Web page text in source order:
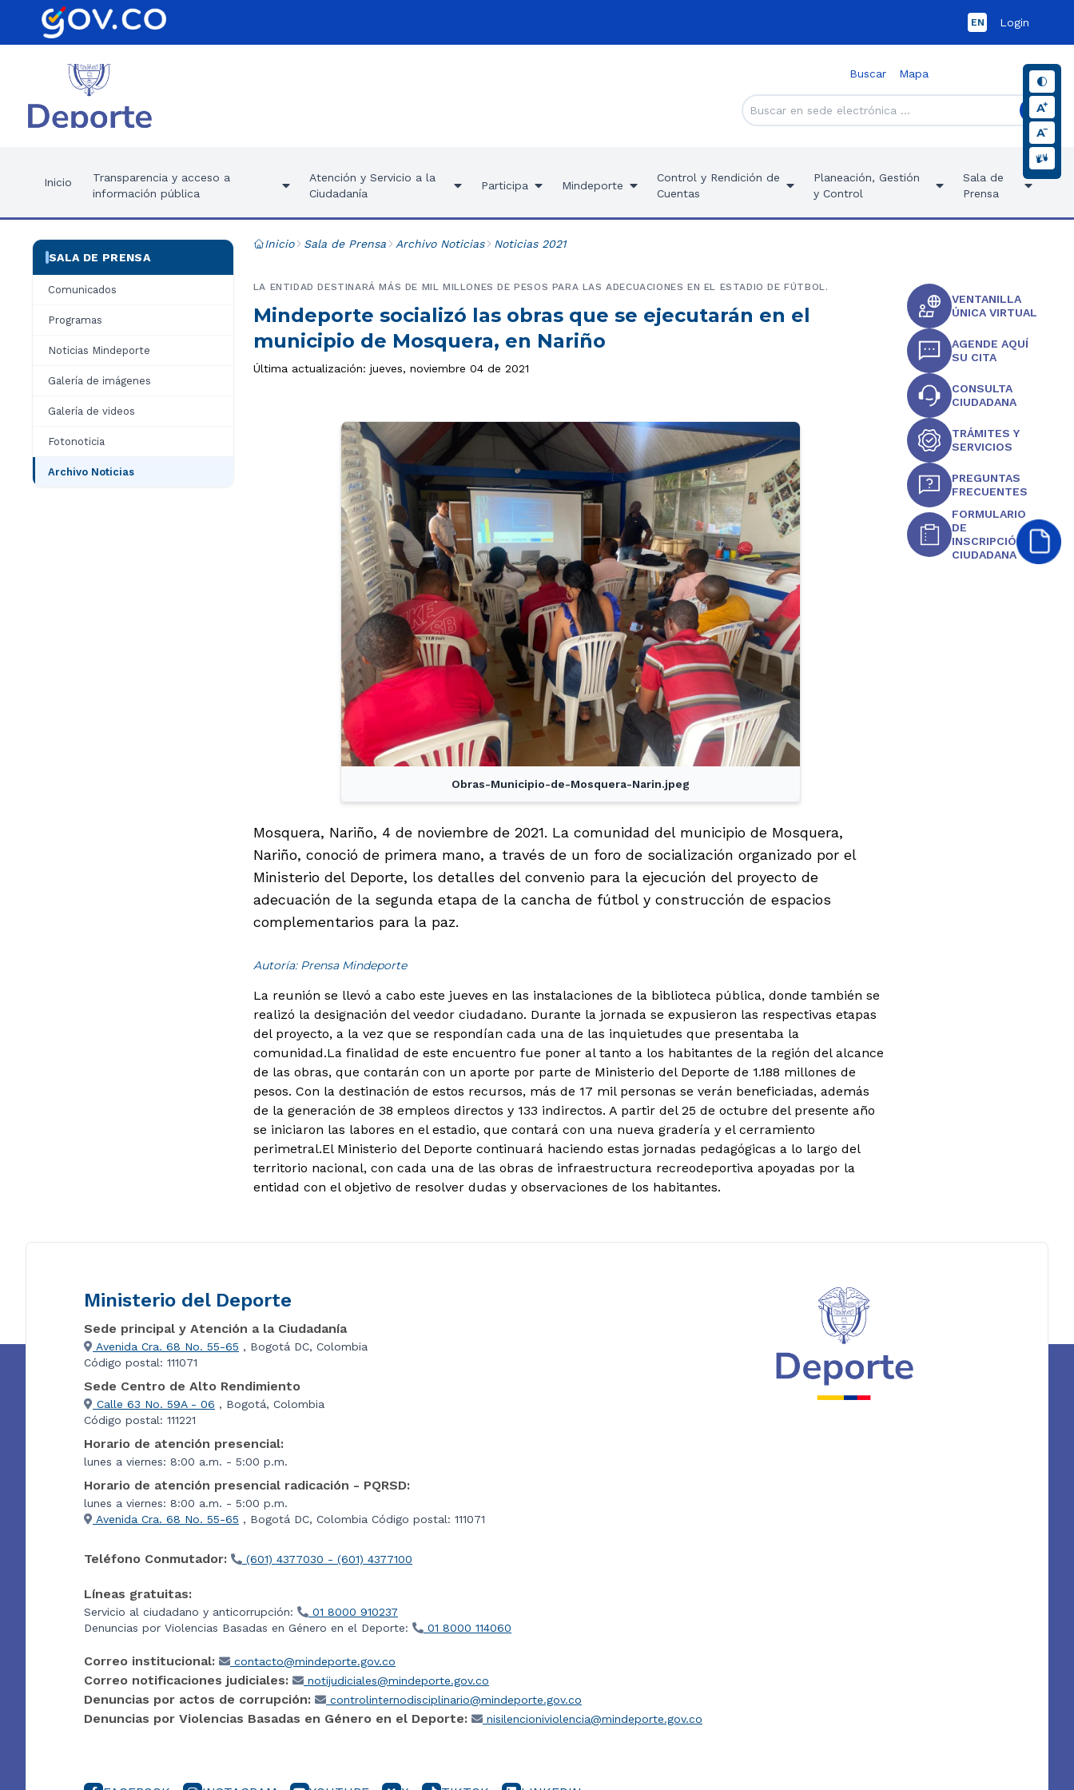
EN Login
Buscar Mapa
Inicio
Transparencia y acceso a
información pública
Atención y Servicio a la
Ciudadanía
Participa Mindeporte
Control y Rendición de
Cuentas
Planeación, Gestión
y Control
Sala de
Prensa
SALA DE PRENSA
Comunicados
Programas
Noticias Mindeporte
Galería de imágenes
Galería de videos
Fotonoticia
Archivo Noticias
Inicio Sala de Prensa Archivo Noticias Noticias 2021
Mindeporte socializó las obras que se ejecutarán en el
municipio de Mosquera, en Nariño
LA ENTIDAD DESTINARÁ MÁS DE MIL MILLONES DE PESOS PARA LAS ADECUACIONES EN EL ESTADIO DE FÚTBOL.
Última actualización: jueves, noviembre 04 de 2021
Obras-Municipio-de-Mosquera-Narin.jpeg
Mosquera, Nariño, 4 de noviembre de 2021. La comunidad del municipio de Mosquera,
Nariño, conoció de primera mano, a través de un foro de socialización organizado por el
Ministerio del Deporte, los detalles del convenio para la ejecución del proyecto de
adecuación de la segunda etapa de la cancha de fútbol y construcción de espacios
complementarios para la paz.
Autoría: Prensa Mindeporte
La reunión se llevó a cabo este jueves en las instalaciones de la biblioteca pública, donde también se
realizó la designación del veedor ciudadano. Durante la jornada se expusieron las respectivas etapas
del proyecto, a la vez que se respondían cada una de las inquietudes que presentaba la
comunidad.La finalidad de este encuentro fue poner al tanto a los habitantes de la región del alcance
de las obras, que contarán con un aporte por parte de Ministerio del Deporte de 1.188 millones de
pesos. Con la destinación de estos recursos, más de 17 mil personas se verán beneficiadas, además
de la generación de 38 empleos directos y 133 indirectos. A partir del 25 de octubre del presente año
se iniciaron las labores en el estadio, que contará con una nueva gradería y el cerramiento
perimetral.El Ministerio del Deporte continuará haciendo estas jornadas pedagógicas a lo largo del
territorio nacional, con cada una de las obras de infraestructura recreodeportiva apoyadas por la
entidad con el objetivo de resolver dudas y observaciones de los habitantes.
VENTANILLA
ÚNICA VIRTUAL
AGENDE AQUÍ
SU CITA
CONSULTA
CIUDADANA
TRÁMITES Y
SERVICIOS
PREGUNTAS
FRECUENTES
FORMULARIO
DE
INSCRIPCIÓN
CIUDADANA
Ministerio del Deporte
Sede principal y Atención a la Ciudadanía
Avenida Cra. 68 No. 55-65 , Bogotá DC, Colombia
Código postal: 111071
Sede Centro de Alto Rendimiento
Calle 63 No. 59A - 06 , Bogotá, Colombia
Código postal: 111221
Horario de atención presencial:
lunes a viernes: 8:00 a.m. - 5:00 p.m.
Horario de atención presencial radicación - PQRSD:
lunes a viernes: 8:00 a.m. - 5:00 p.m.
Avenida Cra. 68 No. 55-65 , Bogotá DC, Colombia Código postal: 111071
Teléfono Conmutador: (601) 4377030 - (601) 4377100
Líneas gratuitas:
Servicio al ciudadano y anticorrupción:
01 8000 910237
Denuncias por Violencias Basadas en Género en el Deporte:
01 8000 114060
Correo institucional: contacto@mindeporte.gov.co
Correo notificaciones judiciales: notijudiciales@mindeporte.gov.co
Denuncias por actos de corrupción: controlinternodisciplinario@mindeporte.gov.co
Denuncias por Violencias Basadas en Género en el Deporte: nisilencioniviolencia@mindeporte.gov.co